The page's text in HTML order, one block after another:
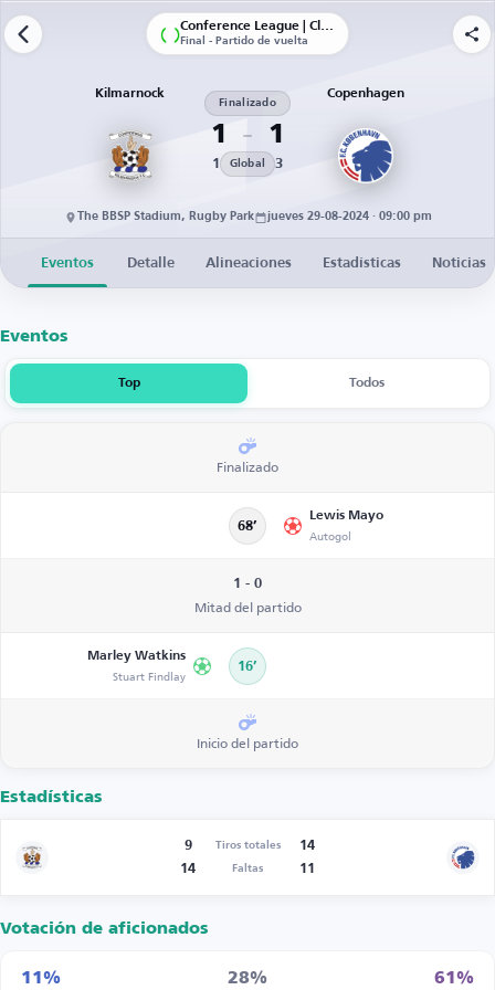
Conference League | Clasificación
Final - Partido de vuelta
Kilmarnock
1
Finalizado
1
1 Global 3
Copenhagen
The BBSP Stadium, Rugby Park jueves 29-08-2024 · 09:00 pm
Eventos Detalle Alineaciones Estadísticas Noticias
Eventos
Top Todos
Finalizado
68’
Lewis Mayo
Autogol
1 - 0
Mitad del partido
Marley Watkins
Stuart Findlay 16’
Inicio del partido
Estadísticas
9 Tiros totales
14
14
Faltas 11
Votación de aficionados
11% 28% 61%